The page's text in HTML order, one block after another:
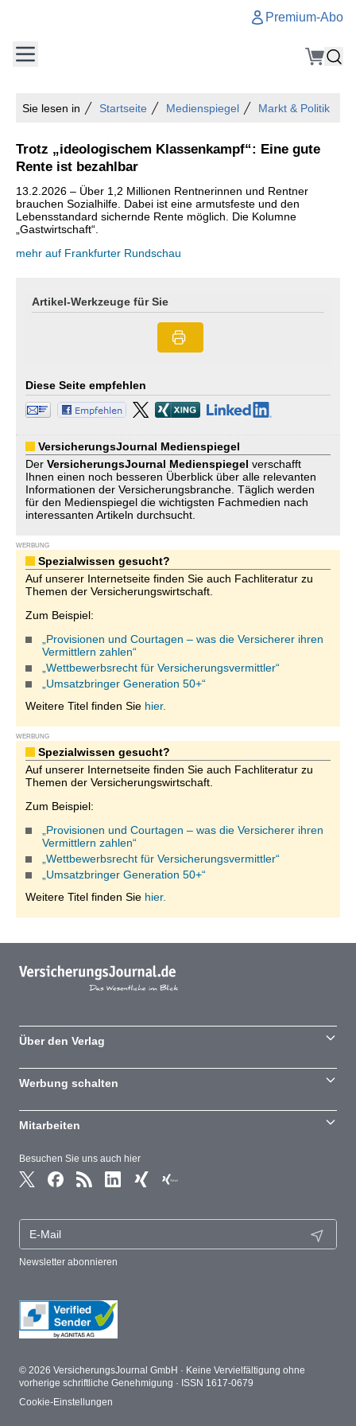
Premium-Abo
Sie lesen in Startseite Medienspiegel Markt & Politik
Trotz „ideologischem Klassenkampf“: Eine gute
Rente ist bezahlbar
13.2.2026 – Über 1,2 Millionen Rentnerinnen und Rentner
brauchen Sozialhilfe. Dabei ist eine armutsfeste und den
Lebensstandard sichernde Rente möglich. Die Kolumne
„Gastwirtschaft“.
mehr auf Frankfurter Rundschau
Artikel-Werkzeuge für Sie
Diese Seite empfehlen
VersicherungsJournal Medienspiegel
Der VersicherungsJournal Medienspiegel verschafft
Ihnen einen noch besseren Überblick über alle relevanten
Informationen der Versicherungsbranche. Täglich werden
für den Medienspiegel die wichtigsten Fachmedien nach
interessanten Artikeln durchsucht.
WERBUNG
Spezialwissen gesucht?
Auf unserer Internetseite finden Sie auch Fachliteratur zu
Themen der Versicherungswirtschaft.
Zum Beispiel:
„Provisionen und Courtagen – was die Versicherer ihren
Vermittlern zahlen“
„Wettbewerbsrecht für Versicherungsvermittler“
„Umsatzbringer Generation 50+“
Weitere Titel finden Sie hier.
WERBUNG
Spezialwissen gesucht?
Auf unserer Internetseite finden Sie auch Fachliteratur zu
Themen der Versicherungswirtschaft.
Zum Beispiel:
„Provisionen und Courtagen – was die Versicherer ihren
Vermittlern zahlen“
„Wettbewerbsrecht für Versicherungsvermittler“
„Umsatzbringer Generation 50+“
Weitere Titel finden Sie hier.
Besuchen Sie uns auch hier
Newsletter abonnieren
Über den Verlag
Werbung schalten
Mitarbeiten
© 2026 VersicherungsJournal GmbH · Keine Vervielfältigung ohne
vorherige schriftliche Genehmigung · ISSN 1617-0679
Cookie-Einstellungen